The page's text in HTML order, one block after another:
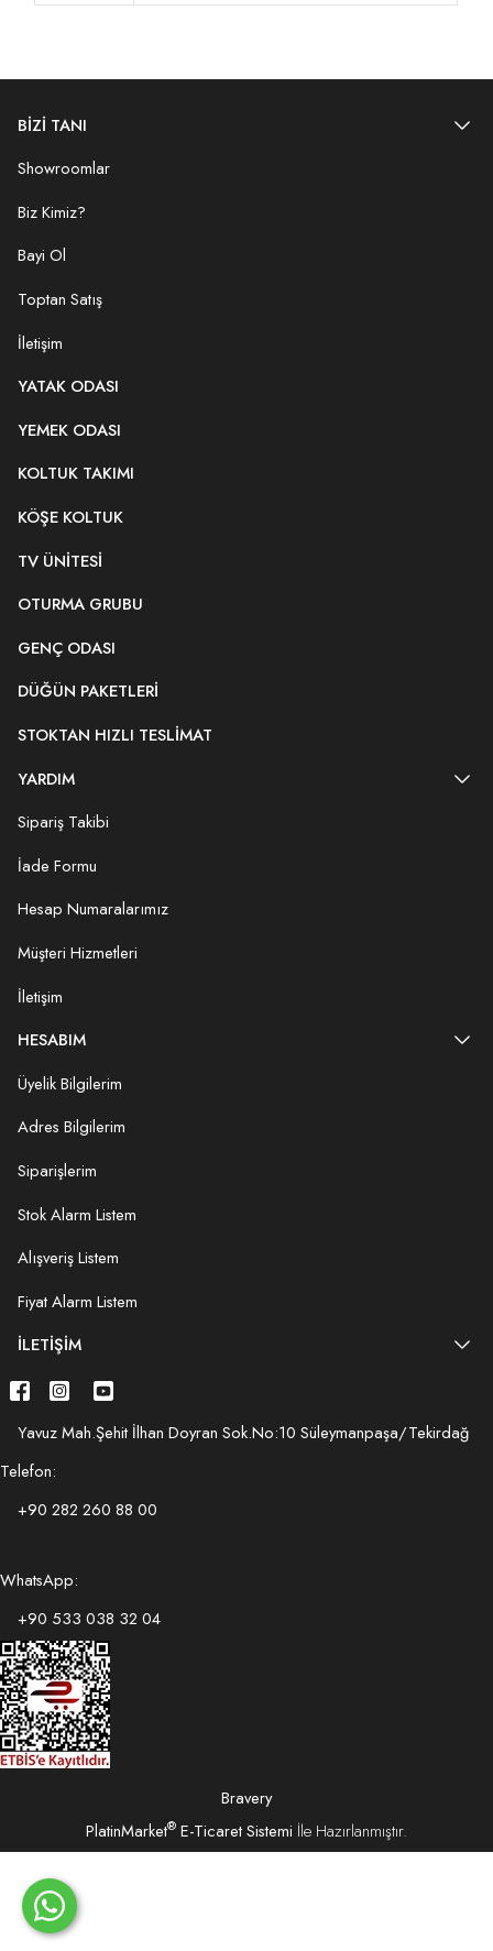
BİZİ TANI
Showroomlar
Biz Kimiz?
Bayi Ol
Toptan Satış
İletişim
YATAK ODASI
YEMEK ODASI
KOLTUK TAKIMI
KÖŞE KOLTUK
TV ÜNITESI
OTURMA GRUBU
GENÇ ODASI
DÜĞÜN PAKETLERI
STOKTAN HIZLI TESLIMAT
YARDIM
Sipariş Takibi
İade Formu
Hesap Numaralarımız
Müşteri Hizmetleri
İletişim
HESABIM
Üyelik Bilgilerim
Adres Bilgilerim
Siparişlerim
Stok Alarm Listem
Alışveriş Listem
Fiyat Alarm Listem
İLETIŞIM
Yavuz Mah.Şehit İlhan Doyran Sok.No:10 Süleymanpaşa/Tekirdağ
Telefon:
+90 282 260 88 00
WhatsApp:
+90 533 038 32 04
Bravery
PlatinMarket® E-Ticaret Sistemi İle Hazırlanmıştır.